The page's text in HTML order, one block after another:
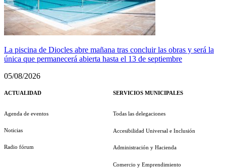
La piscina de Diocles abre mañana tras concluir las obras y será la
única que permanecerá abierta hasta el 13 de septiembre
05/08/2026
ACTUALIDAD
Agenda de eventos
Noticias
Radio fórum
SERVICIOS MUNICIPALES
Todas las delegaciones
Accesibilidad Universal e Inclusión
Administración y Hacienda
Comercio y Emprendimiento